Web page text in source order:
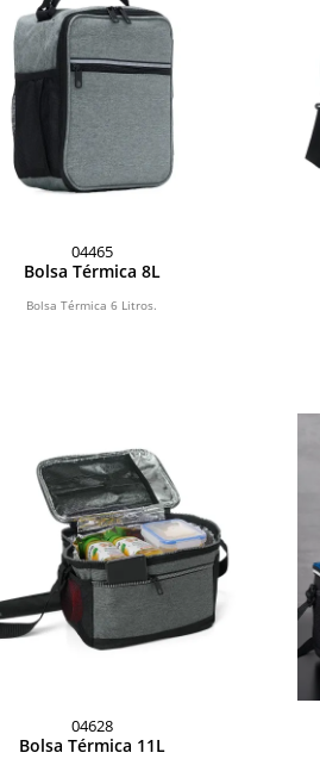
04465
Bolsa Térmica 8L
Bolsa Térmica 6 Litros.
04628
Bolsa Térmica 11L